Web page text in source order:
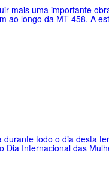
mais uma importante
ao longo da MT-458. A
todo o dia desta
Internacional das